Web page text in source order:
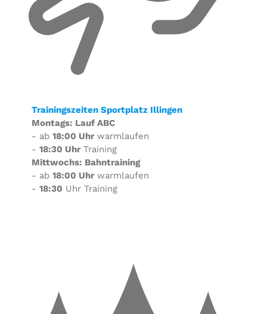
Trainingszeiten Sportplatz Illingen
Montags: Lauf ABC
- ab 18:00 Uhrwarmlaufen
- 18:30 UhrTraining
Mittwochs: Bahntraining
- ab 18:00 Uhrwarmlaufen
- 18:30 Uhr Training